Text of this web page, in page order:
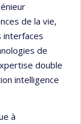
de la vie,
interfaces
de
double
intelligence
à